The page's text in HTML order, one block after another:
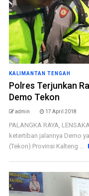
KALIMANTAN TENGAH
Polres Terjunkan
Demo Tekon
admin 17 April 2018
PALANGKA RAYA,
ketertiban jalannya Demo
(Tekon) Provinsi Kalteng ...